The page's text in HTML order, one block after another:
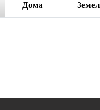
Дома